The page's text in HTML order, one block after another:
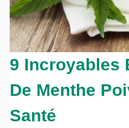
9 Incroyables
De Menthe
Santé